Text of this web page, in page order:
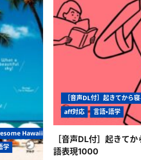
を
あ
な
た
の
手
元
に
る
世
界
が
広
る！
Hawaii
学
［音声DL付］起きてから
aff対応
言語・語学
［音声DL付］起きて
語表現1000